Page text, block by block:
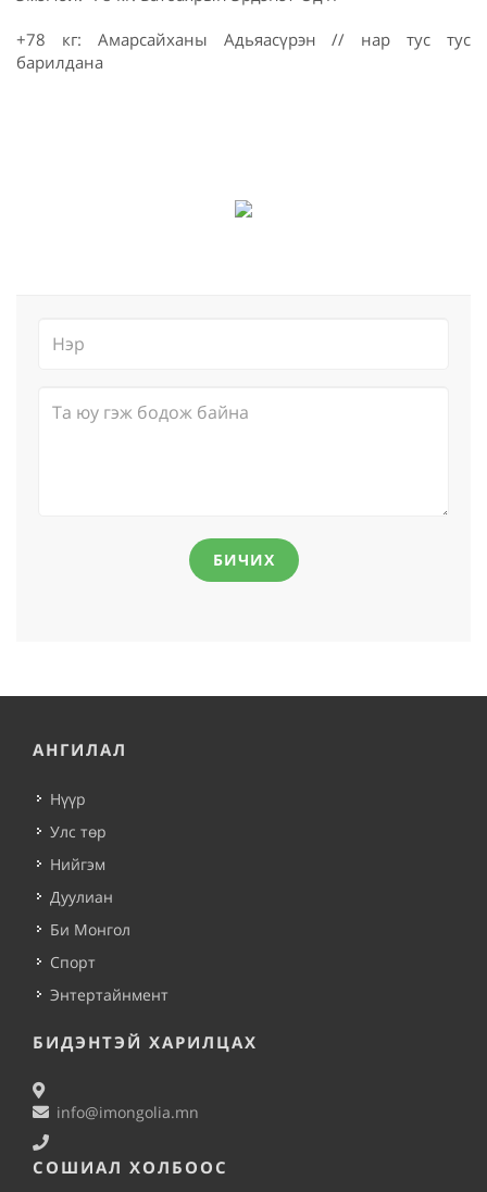
+78 кг: Амарсайханы Адьяасүрэн // нар тус тус
барилдана
БИЧИХ
АНГИЛАЛ
Нүүр
Улс төр
Нийгэм
Дуулиан
Би Монгол
Спорт
Энтертайнмент
БИДЭНТЭЙ ХАРИЛЦАХ
info@imongolia.mn
СОШИАЛ ХОЛБООС